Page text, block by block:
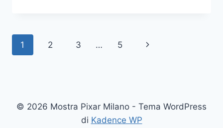
TUTTE
NOTTE
Navigazione
1 2 3 … 5
Pagina
© 2026 Mostra Pixar Milano - Tema WordPress
di Kadence WP